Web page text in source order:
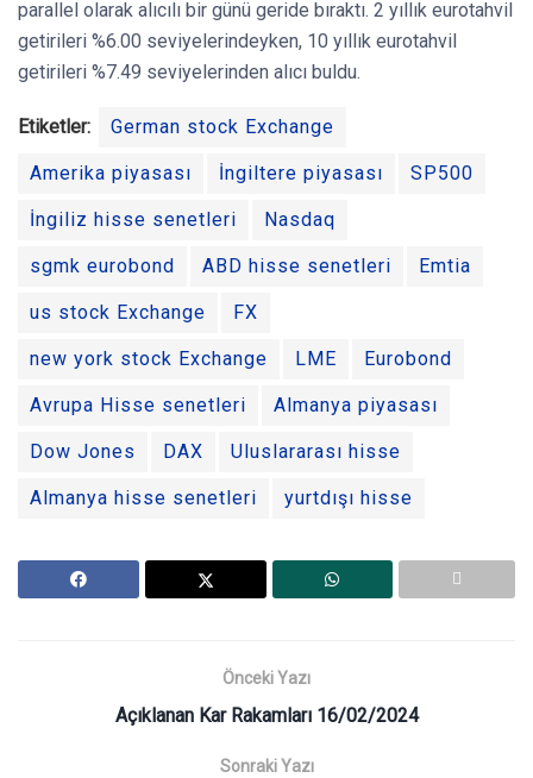
parallel olarak alıcılı bir günü geride bıraktı. 2 yıllık eurotahvil
getirileri %6.00 seviyelerindeyken, 10 yıllık eurotahvil
getirileri %7.49 seviyelerinden alıcı buldu.
Etiketler: German stock Exchange
Amerika piyasası İngiltere piyasası SP500
İngiliz hisse senetleri Nasdaq
sgmk eurobond ABD hisse senetleri Emtia
us stock Exchange FX
new york stock Exchange LME Eurobond
Avrupa Hisse senetleri Almanya piyasası
Dow Jones DAX Uluslararası hisse
Almanya hisse senetleri yurtdışı hisse
Önceki Yazı
Açıklanan Kar Rakamları 16/02/2024
Sonraki Yazı